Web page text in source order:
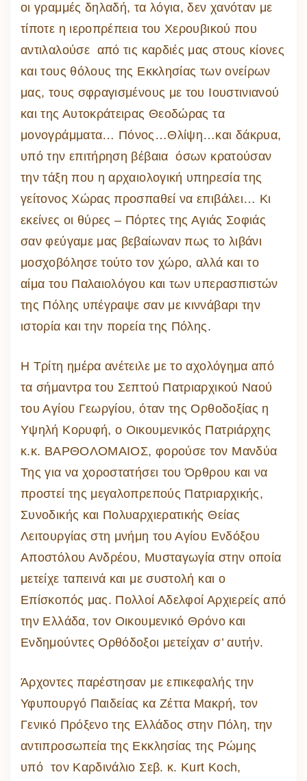
οι γραμμές δηλαδή, τα λόγια, δεν χανόταν με
τίποτε η ιεροπρέπεια του Χερουβικού που
αντιλαλούσε από τις καρδιές μας στους κίονες
και τους θόλους της Εκκλησίας των ονείρων
μας, τους σφραγισμένους με του Ιουστινιανού
και της Αυτοκράτειρας Θεοδώρας τα
μονογράμματα… Πόνος…Θλίψη…και δάκρυα,
υπό την επιτήρηση βέβαια όσων κρατούσαν
την τάξη που η αρχαιολογική υπηρεσία της
γείτονος Χώρας προσπαθεί να επιβάλει… Κι
εκείνες οι θύρες – Πόρτες της Αγιάς Σοφιάς
σαν φεύγαμε μας βεβαίωναν πως το λιβάνι
μοσχοβόλησε τούτο τον χώρο, αλλά και το
αίμα του Παλαιολόγου και των υπερασπιστών
της Πόλης υπέγραψε σαν με κιννάβαρι την
ιστορία και την πορεία της Πόλης.
Η Τρίτη ημέρα ανέτειλε με το αχολόγημα από
τα σήμαντρα του Σεπτού Πατριαρχικού Ναού
του Αγίου Γεωργίου, όταν της Ορθοδοξίας η
Υψηλή Κορυφή, ο Οικουμενικός Πατριάρχης
κ.κ. ΒΑΡΘΟΛΟΜΑΙΟΣ, φορούσε τον Μανδύα
Της για να χοροστατήσει του Όρθρου και να
προστεί της μεγαλοπρεπούς Πατριαρχικής,
Συνοδικής και Πολυαρχιερατικής Θείας
Λειτουργίας στη μνήμη του Αγίου Ενδόξου
Αποστόλου Ανδρέου, Μυσταγωγία στην οποία
μετείχε ταπεινά και με συστολή και ο
Επίσκοπός μας. Πολλοί Αδελφοί Αρχιερείς από
την Ελλάδα, τον Οικουμενικό Θρόνο και
Ενδημούντες Ορθόδοξοι μετείχαν σ’ αυτήν.
Άρχοντες παρέστησαν με επικεφαλής την
Υφυπουργό Παιδείας κα Ζέττα Μακρή, τον
Γενικό Πρόξενο της Ελλάδος στην Πόλη, την
αντιπροσωπεία της Εκκλησίας της Ρώμης
υπό τον Καρδινάλιο Σεβ. κ. Kurt Koch,